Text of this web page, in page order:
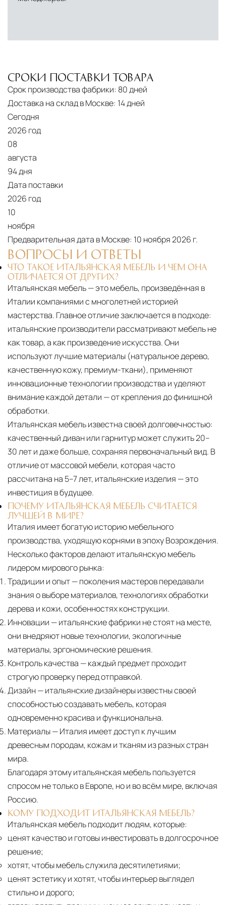
международных хабах:
Дубай, ОАЭ— региональный центр для
Ближнего Востока и Азии
Кипр
логистический хаб для европейского рынка
США
сеть партнёрских складов
Условия доставки по Москве и Московской
области
Для клиентов Москвы и МО предусмотрены
следующие услуги:
Доставка до адреса— транспортировка
товара от нашего склада непосредственно к
месту назначения с соблюдением сроков
Профессиональная выгрузка—
квалифицированные грузчики
осуществляют разгрузку с применением
специального оборудования и техники
Подъём на этажи — доставка мебели и
дверных блоков в квартиры и офисы с
использованием лифтов или монтажных
средств
Распаковка и расстановка— специалисты
распаковывают товар и устанавливают его в
указанное место
Вывоз упаковочного материала — полная
очистка помещения от тары и упаковки
Гарантийная проверка— осмотр товара на
предмет повреждений и дефектов при
доставке
Сроки доставкиСтандартная доставка по
Москве осуществляется в течение 3-5 рабочих
дней. Для Московской области сроки зависят
от удалённости объекта и варьируются от 5 до
10 рабочих дней. Возможна срочная доставка
при наличии свободных логистических
ресурсов.
Управление логистикой и контроль
качества
Каждый заказ отслеживается в режиме
реального времени через систему GPS-
мониторинга. Наша команда логистических
специалистов с опытом работы в
международной доставке обеспечивает
полную сохранность груза, соблюдение
температурного режима и защиту от
механических повреждений на всех этапах
маршрута.
Страхование груза
СРОКИ ПОСТАВКИ ТОВАРА
Срок производства фабрики: 80 дней
Доставка на склад в Москве: 14 дней
Сегодня
2026 год
08
августа
94 дня
Дата поставки
2026 год
10
ноября
Предварительная дата в Москве: 10 ноября 2026 г.
ВОПРОСЫ И ОТВЕТЫ
ЧТО ТАКОЕ ИТАЛЬЯНСКАЯ МЕБЕЛЬ И ЧЕМ ОНА
ОТЛИЧАЕТСЯ ОТ ДРУГИХ?
Итальянская мебель — это мебель, произведённая в
Италии компаниями с многолетней историей
мастерства. Главное отличие заключается в подходе:
итальянские производители рассматривают мебель не
как товар, а как произведение искусства. Они
используют лучшие материалы (натуральное дерево,
качественную кожу, премиум-ткани), применяют
инновационные технологии производства и уделяют
внимание каждой детали — от крепления до финишной
обработки.
Итальянская мебель известна своей долговечностью:
качественный диван или гарнитур может служить 20–
30 лет и даже больше, сохраняя первоначальный вид. В
отличие от массовой мебели, которая часто
рассчитана на 5–7 лет, итальянские изделия — это
инвестиция в будущее.
ПОЧЕМУ ИТАЛЬЯНСКАЯ МЕБЕЛЬ СЧИТАЕТСЯ
ЛУЧШЕЙ В МИРЕ?
Италия имеет богатую историю мебельного
производства, уходящую корнями в эпоху Возрождения.
Несколько факторов делают итальянскую мебель
лидером мирового рынка:
Традиции и опыт— поколения мастеров передавали
знания о выборе материалов, технологиях обработки
дерева и кожи, особенностях конструкции.
Инновации — итальянские фабрики не стоят на месте,
они внедряют новые технологии, экологичные
материалы, эргономические решения.
Контроль качества — каждый предмет проходит
строгую проверку перед отправкой.
Дизайн— итальянские дизайнеры известны своей
способностью создавать мебель, которая
одновременно красива и функциональна.
Материалы— Италия имеет доступ к лучшим
древесным породам, кожам и тканям из разных стран
мира.
Благодаря этому итальянская мебель пользуется
спросом не только в Европе, но и во всём мире, включая
Россию.
КОМУ ПОДХОДИТ ИТАЛЬЯНСКАЯ МЕБЕЛЬ?
Итальянская мебель подходит людям, которые:
ценят качество и готовы инвестировать в долгосрочное
решение;
хотят, чтобы мебель служила десятилетиями;
ценят эстетику и хотят, чтобы интерьер выглядел
стильно и дорого;